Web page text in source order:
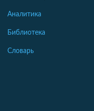
Аналитика
Библиотека
Словарь